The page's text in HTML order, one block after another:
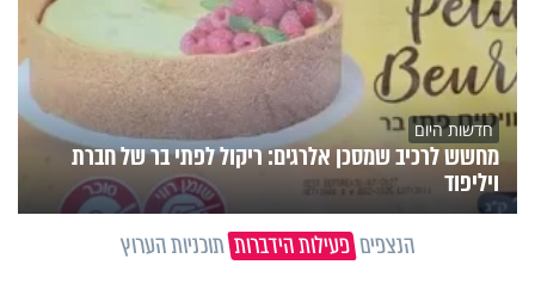
חדשות היום
מחשש לרכיב שמסכן אלרגים: ריקול לפתי בר של חברת
ויליפוד
הנצפים פעילות הידברות תוכניות הערוץ